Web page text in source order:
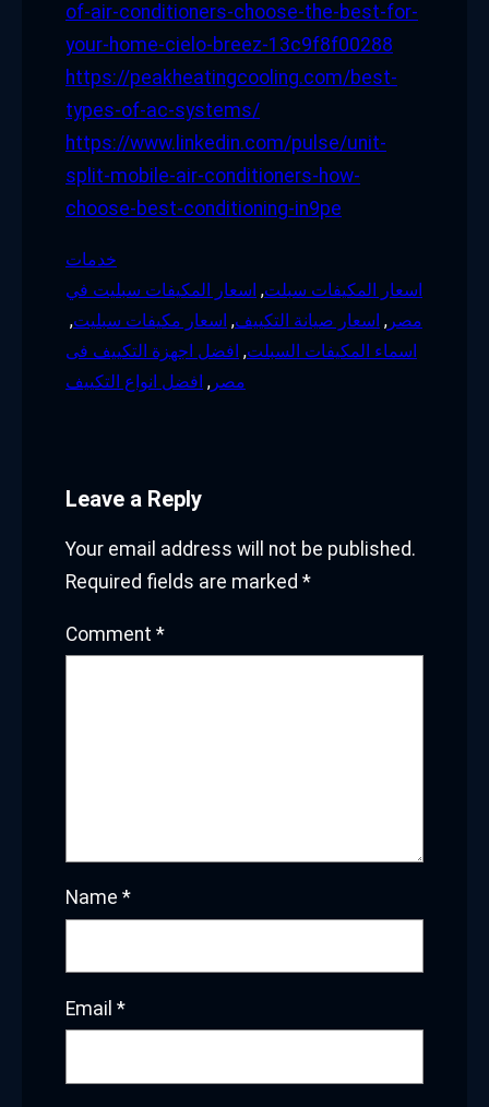
of-air-conditioners-choose-the-best-for-
your-home-cielo-breez-13c9f8f00288
https://peakheatingcooling.com/best-
types-of-ac-systems/
https://www.linkedin.com/pulse/unit-
split-mobile-air-conditioners-how-
choose-best-conditioning-in9pe
خدمات
اسعار المكيفات سبلت, اسعار المكيفات سبليت في
مصر , اسعار صيانة التكييف, اسعار مكيفات سبليت,
اسماء المكيفات السبلت, افضل اجهزة التكييف فى
مصر , افضل انواع التكييف
Leave a Reply
Your email address will not be published.
Required fields are marked *
Comment *
Name *
Email *